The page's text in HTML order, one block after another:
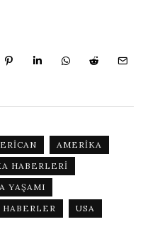
AMERIKA
HABERLERI
YAŞAMI
HABERLER USA